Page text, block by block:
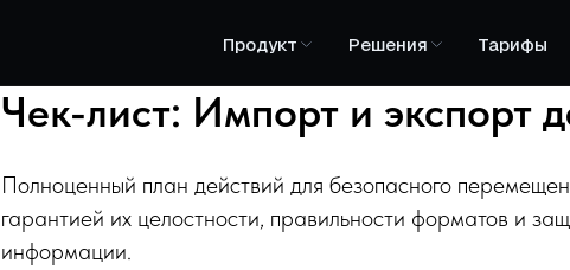
Продукт Решения Тарифы
Чек-лист: Импорт и экспорт
Полноценный план действий для безопасного
гарантией их целостности, правильности форматов и
информации.